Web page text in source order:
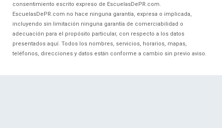
consentimiento escrito expreso de EscuelasDePR.com.
EscuelasDePR.com no hace ninguna garantía, expresa o implicada,
incluyendo sin limitación ninguna garantía de comerciabilidad o
adecuación para el propósito particular, con respecto a los datos
presentados aquí. Todos los nombres, servicios, horarios, mapas,
teléfonos, direcciones y datos están conforme a cambio sin previo aviso.